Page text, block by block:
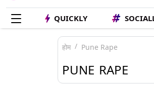
QUICKLY
होम Pune Rape
PUNE RAPE